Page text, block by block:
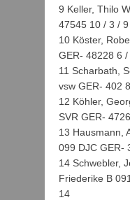
9 Keller, Thilo
47545 10 / 3 / 9
10 Köster,
GER- 48228 6
11 Scharbath,
vsw GER- 402
12 Köhler,
SVR GER-
13 Hausmann,
099 DJC GER-
14 Schwebler,
Friederike B
14